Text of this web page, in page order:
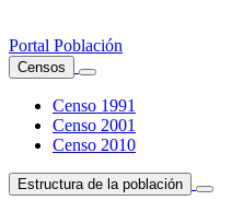
Portal Población
Censos
Censo 1991
Censo 2001
Censo 2010
Estructura de la población